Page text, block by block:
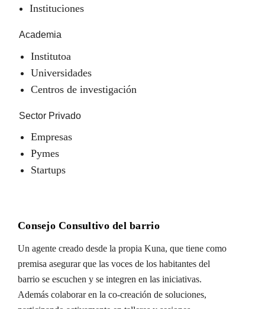
Instituciones
Academia
Institutoa
Universidades
Centros de investigación
Sector Privado
Empresas
Pymes
Startups
Consejo Consultivo del barrio
Un agente creado desde la propia Kuna, que tiene como
premisa asegurar que las voces de los habitantes del
barrio se escuchen y se integren en las iniciativas.
Además colaborar en la co-creación de soluciones,